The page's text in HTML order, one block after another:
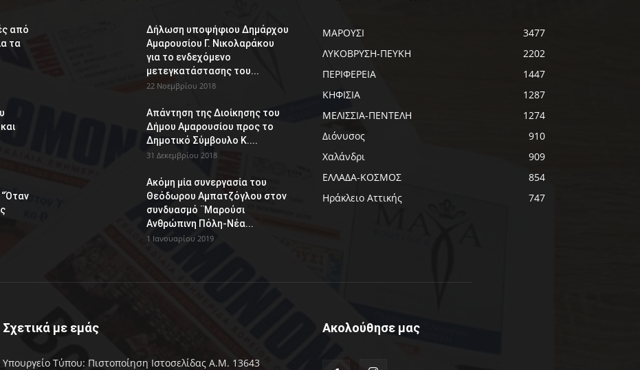
από
τα
Δήλωση υποψήφιου Δημάρχου
Αμαρουσίου Γ. Νικολαράκου
για το ενδεχόμενο
μετεγκατάστασης του...
22 Νοεμβρίου 2018
Απάντηση της Διοίκησης του
Δήμου Αμαρουσίου προς το
Δημοτικό Σύμβουλο Κ....
31 Δεκεμβρίου 2018
Ακόμη μία συνεργασία του
Θεόδωρου Αμπατζόγλου στον
συνδυασμό ¨Μαρούσι
Ανθρώπινη Πόλη-Νέα...
1 Ιανουαρίου 2019
ΜΑΡΟΥΣΙ
3477
ΛΥΚΟΒΡΥΣΗ-ΠΕΥΚΗ
2202
ΠΕΡΙΦΕΡΕΙΑ
1447
ΚΗΦΙΣΙΑ
1287
ΜΕΛΙΣΣΙΑ-ΠΕΝΤΕΛΗ
1274
Διόνυσος
910
Χαλάνδρι
909
ΕΛΛΑΔΑ-ΚΟΣΜΟΣ
854
Ηράκλειο Αττικής
747
Σχετικά με εμάς
Υπουργείο Τύπου: Πιστοποίηση Ιστοσελίδας Α.Μ. 13643
Ακολούθησε μας